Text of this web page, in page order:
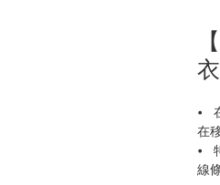
•
在
•
線